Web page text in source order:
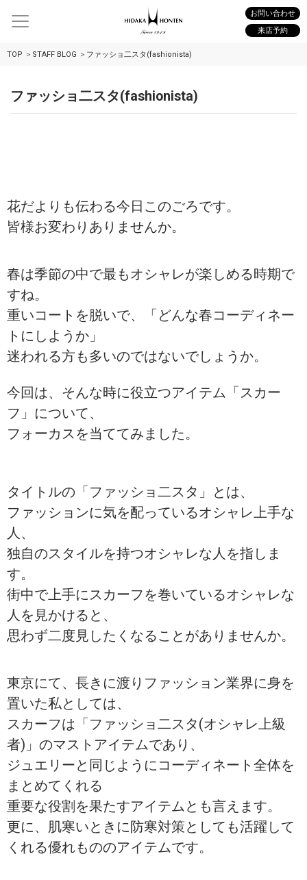
お問い合わせ
来店予約
TOP STAFF BLOG ファッショ二スタ(fashionista)
ファッショ二スタ(fashionista)
花だよりも伝わる今日このごろです。
皆様お変わりありませんか。
春は季節の中で最もオシャレが楽しめる時期で
すね。
重いコートを脱いで、「どんな春コーディネー
トにしようか」
迷われる方も多いのではないでしょうか。
今回は、そんな時に役立つアイテム「スカー
フ」について、
フォーカスを当ててみました。
タイトルの「ファッショ二スタ」とは、
ファッションに気を配っているオシャレ上手な
人、
独自のスタイルを持つオシャレな人を指しま
す。
街中で上手にスカーフを巻いているオシャレな
人を見かけると、
思わず二度見したくなることがありませんか。
東京にて、長きに渡りファッション業界に身を
置いた私としては、
スカーフは「ファッショ二スタ(オシャレ上級
者)」のマストアイテムであり、
ジュエリーと同じようにコーディネート全体を
まとめてくれる
重要な役割を果たすアイテムとも言えます。
更に、肌寒いときに防寒対策としても活躍して
くれる優れもののアイテムです。